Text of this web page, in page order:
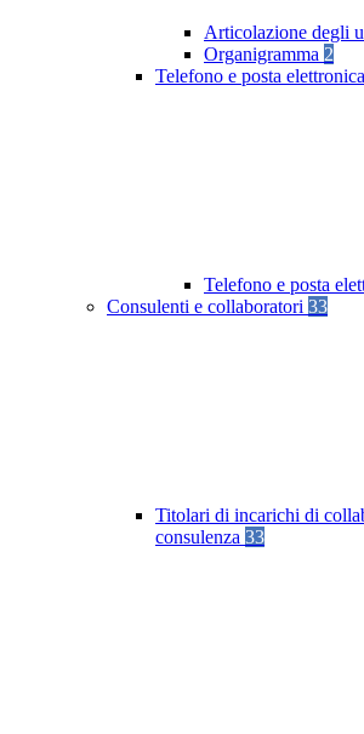
Articolazione degli
Organigramma 2
Telefono e posta elettronica
Telefono e posta
Consulenti e collaboratori 33
Titolari di incarichi di
consulenza 33